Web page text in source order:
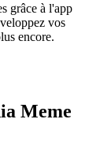
grâce à l'app
vos
encore.
Meme